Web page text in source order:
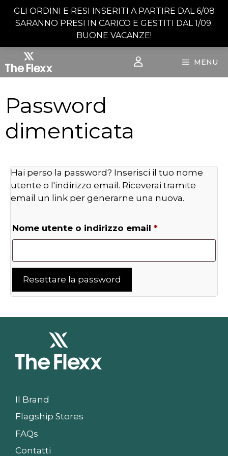
GLI ORDINI E RESI INSERITI A PARTIRE DAL 6/08
SARANNO PRESI IN CARICO E GESTITI DAL 1/09.
BUONE VACANZE!
MENU
Password
dimenticata
Hai perso la password? Inserisci il tuo nome
utente o l'indirizzo email. Riceverai tramite
email un link per generarne una nuova.
Nome utente o indirizzo email *Richiesto
Resettare la password
Il Brand
Flagship Stores
FAQs
Contatti